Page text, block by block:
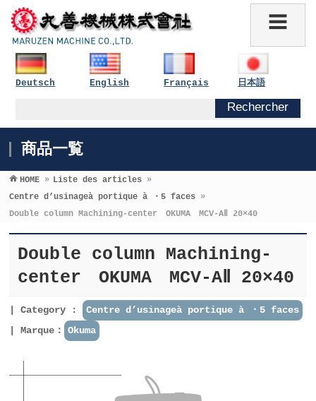
Deutsch English Français 日本語
商品一覧
HOME » Liste des articles »
Centre d’usinageà portique à ・5 faces »
Double column Machining-center OKUMA MCV-AⅡ 20×40
Double column Machining-
center OKUMA MCV-AⅡ 20×40
Category :
Centre d’usinageà portique à ・5 faces
Marque：
Okuma